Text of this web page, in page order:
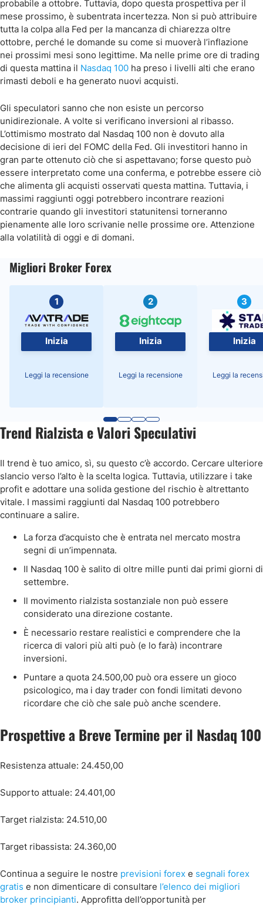
probabile a ottobre. Tuttavia, dopo questa prospettiva per il
mese prossimo, è subentrata incertezza. Non si può attribuire
tutta la colpa alla Fed per la mancanza di chiarezza oltre
ottobre, perché le domande su come si muoverà l’inflazione
nei prossimi mesi sono legittime. Ma nelle prime ore di trading
di questa mattina il Nasdaq 100 ha preso i livelli alti che erano
rimasti deboli e ha generato nuovi acquisti.
Gli speculatori sanno che non esiste un percorso
unidirezionale. A volte si verificano inversioni al ribasso.
L’ottimismo mostrato dal Nasdaq 100 non è dovuto alla
decisione di ieri del FOMC della Fed. Gli investitori hanno in
gran parte ottenuto ciò che si aspettavano; forse questo può
essere interpretato come una conferma, e potrebbe essere ciò
che alimenta gli acquisti osservati questa mattina. Tuttavia, i
massimi raggiunti oggi potrebbero incontrare reazioni
contrarie quando gli investitori statunitensi torneranno
pienamente alle loro scrivanie nelle prossime ore. Attenzione
alla volatilità di oggi e di domani.
Migliori Broker Forex
1
Inizia
Leggi la recensione
2
Inizia
Leggi la recensione
3
Inizia
Leggi la
Trend Rialzista e Valori Speculativi
Il trend è tuo amico, sì, su questo c’è accordo. Cercare ulteriore
slancio verso l’alto è la scelta logica. Tuttavia, utilizzare i take
profit e adottare una solida gestione del rischio è altrettanto
vitale. I massimi raggiunti dal Nasdaq 100 potrebbero
continuare a salire.
La forza d’acquisto che è entrata nel mercato mostra
segni di un’impennata.
Il Nasdaq 100 è salito di oltre mille punti dai primi giorni di
settembre.
Il movimento rialzista sostanziale non può essere
considerato una direzione costante.
È necessario restare realistici e comprendere che la
ricerca di valori più alti può (e lo farà) incontrare
inversioni.
Puntare a quota 24.500,00 può ora essere un gioco
psicologico, ma i day trader con fondi limitati devono
ricordare che ciò che sale può anche scendere.
Prospettive a Breve Termine per il Nasdaq 100
Resistenza attuale: 24.450,00
Supporto attuale: 24.401,00
Target rialzista: 24.510,00
Target ribassista: 24.360,00
Continua a seguire le nostre previsioni forex e segnali forex
gratis e non dimenticare di consultare l’elenco dei migliori
broker principianti. Approfitta dell’opportunità per